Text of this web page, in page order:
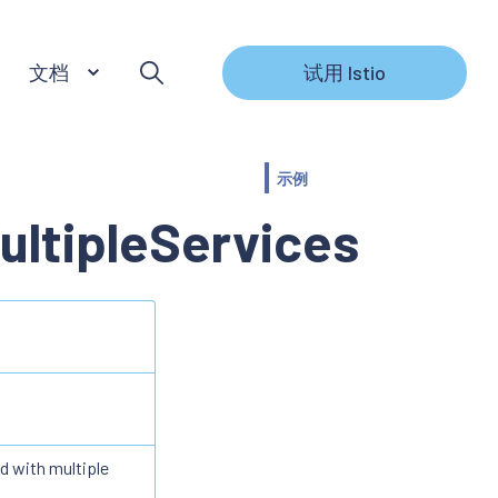
文档 试用 Istio
with multiple
示例